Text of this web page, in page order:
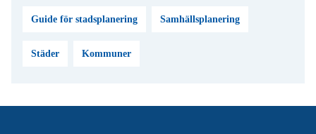
Guide för stadsplanering Samhällsplanering
Städer Kommuner